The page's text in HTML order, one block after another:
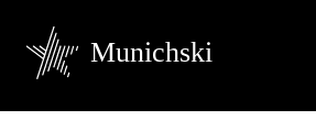
Munichski